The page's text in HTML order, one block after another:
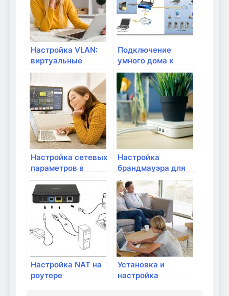
Настройка VLAN:
виртуальные
локальные сети
Подключение
умного дома к
роутеру: что нужно
знать?
Настройка сетевых
параметров в
Windows
Настройка
брандмауэра для
защиты домашней
Wi-Fi
Настройка NAT на
роутере
Установка и
настройка